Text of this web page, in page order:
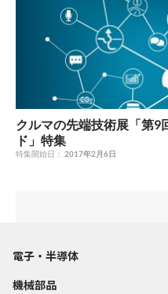
クルマの先端技術展「第9
ド」特集
特集開始日： 2017年2月6日
電子・半導体
機械部品